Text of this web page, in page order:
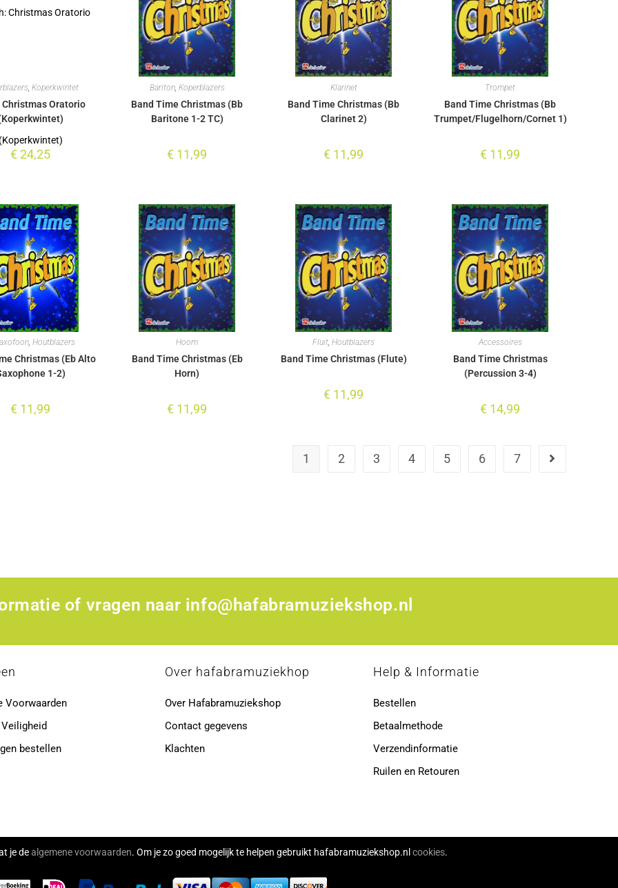
,Koperkwintet
Christmas Oratorio
€24,25
Bariton, Koperblazers
Band Time Christmas (Bb
Baritone 1-2 TC)
€ 11,99
Klarinet
Band Time Christmas (Bb
Clarinet 2)
€ 11,99
Trompet
Band Time Christmas (Bb
Trumpet/Flugelhorn/Cornet 1)
€ 11,99
,Houtblazers
Christmas (Eb Alto
1-2)
€ 11,99
Hoorn
Band Time Christmas (Eb
Horn)
€ 11,99
Fluit,Houtblazers
Band Time Christmas (Flute)
€ 11,99
Accessoires
Band Time Christmas
(Percussion 3-4)
€ 14,99
1 2 3 4 5 6 7
of vragen naar info@hafabramuziekshop.nl
Voorwaarden
bestellen
Over hafabramuziekhop
Over Hafabramuziekshop
Contact gegevens
Klachten
Help & Informatie
Bestellen
Betaalmethode
Verzendinformatie
Ruilen en Retouren
je dealgemene voorwaarden. Om je zo goed mogelijk te helpen gebruikt hafabramuziekshop.nl cookies.